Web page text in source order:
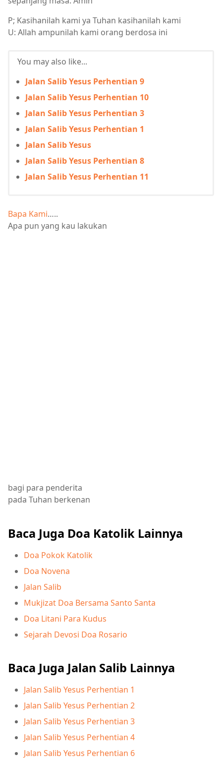
P; Kasihanilah kami ya Tuhan kasihanilah kami
U: Allah ampunilah kami orang berdosa ini
You may also like...
Jalan Salib Yesus Perhentian 9
Jalan Salib Yesus Perhentian 10
Jalan Salib Yesus Perhentian 3
Jalan Salib Yesus Perhentian 1
Jalan Salib Yesus
Jalan Salib Yesus Perhentian 8
Jalan Salib Yesus Perhentian 11
Bapa Kami…..
Apa pun yang kau lakukan
bagi para penderita
pada Tuhan berkenan
Baca Juga Doa Katolik Lainnya
Doa Pokok Katolik
Doa Novena
Jalan Salib
Mukjizat Doa Bersama Santo Santa
Doa Litani Para Kudus
Sejarah Devosi Doa Rosario
Baca Juga Jalan Salib Lainnya
Jalan Salib Yesus Perhentian 1
Jalan Salib Yesus Perhentian 2
Jalan Salib Yesus Perhentian 3
Jalan Salib Yesus Perhentian 4
Jalan Salib Yesus Perhentian 6